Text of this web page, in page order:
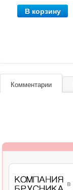
В корзину
Комментарии